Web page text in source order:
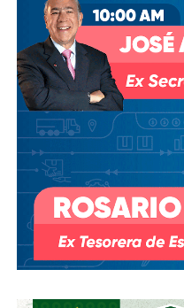
afectados y una queja de
Derechos Humanos; en
presidenteAndrés
una petición del
un “a lo mejor se lo
trámite documentado; y
del Agua asegura estar
concesión, hasta el
También lee:Diputada
El Realito